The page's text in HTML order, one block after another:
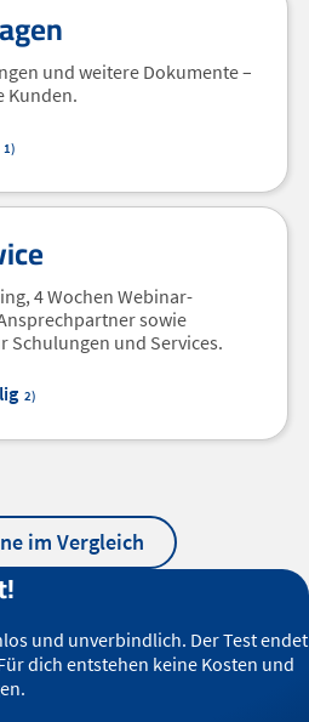
und weitere Dokumente –
Kunden.
1)
4 Wochen Webinar-
sowie
Schulungen und Services.
2)
im Vergleich
und unverbindlich. Der Test endet
dich entstehen keine Kosten und